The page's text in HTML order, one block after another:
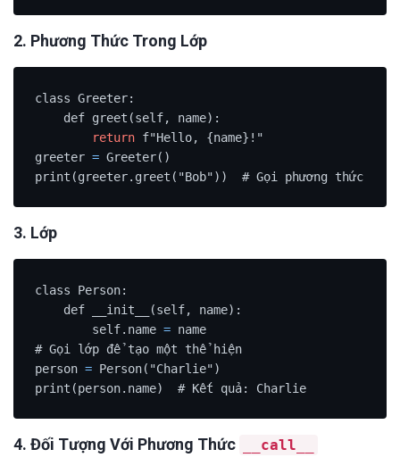
2. Phương Thức Trong Lớp
class Greeter:
return f"Hello, {name}!"
greeter = Greeter()
print(greeter.greet("Bob"))  # Gọi phương thức
3. Lớp
class Person:
        self.name
= name
# Gọi lớp để tạo một thể hiện
person = Person("Charlie")
print(person.name)  # Kết quả: Charlie
4. Đối Tượng Với Phương Thức __call__